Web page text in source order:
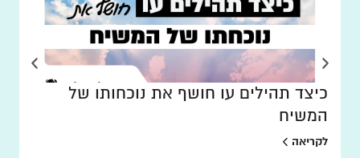
כיצד תהילים עו חושף את נוכחותו של
המשיח
לקריאה